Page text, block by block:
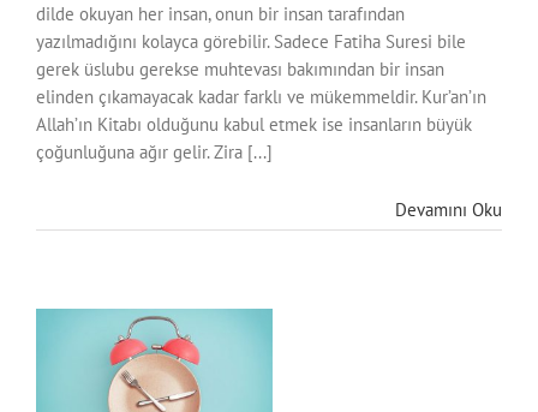
dilde okuyan her insan, onun bir insan tarafından
yazılmadığını kolayca görebilir. Sadece Fatiha Suresi bile
gerek üslubu gerekse muhtevası bakımından bir insan
elinden çıkamayacak kadar farklı ve mükemmeldir. Kur’an’ın
Allah’ın Kitabı olduğunu kabul etmek ise insanların büyük
çoğunluğuna ağır gelir. Zira [...]
Devamını Oku